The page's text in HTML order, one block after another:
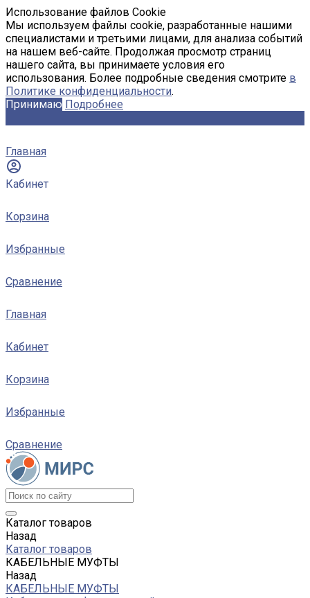
Использование файлов Cookie
Мы используем файлы cookie, разработанные нашими
специалистами и третьими лицами, для анализа событий
на нашем веб-сайте. Продолжая просмотр страниц
нашего сайта, вы принимаете условия его
использования. Более подробные сведения смотрите в
Политике конфиденциальности.
Принимаю Подробнее
Главная
Кабинет
Корзина
Избранные
Сравнение
Главная
Кабинет
Корзина
Избранные
Сравнение
Каталог товаров
Назад
Каталог товаров
КАБЕЛЬНЫЕ МУФТЫ
Назад
КАБЕЛЬНЫЕ МУФТЫ